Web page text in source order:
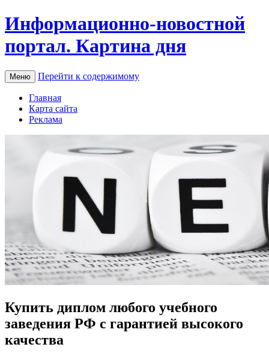
Информационно-новостной
портал. Картина дня
Меню Перейти к содержимому
Главная
Карта сайта
Реклама
Купить диплом любого учебного
заведения РФ с гарантией высокого
качества